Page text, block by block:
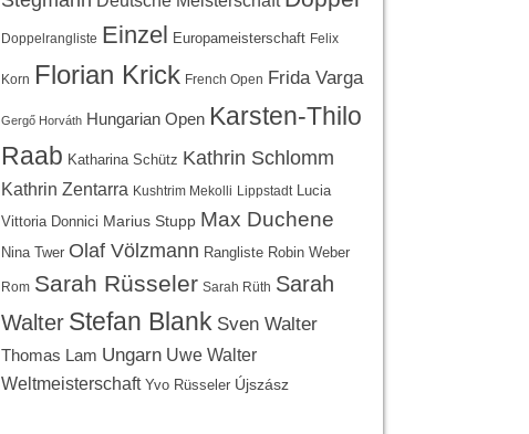
Doppelrangliste Einzel Europameisterschaft Felix
Korn Florian Krick French Open Frida Varga
Gergő Horváth Hungarian Open Karsten-Thilo
Raab Katharina Schütz Kathrin Schlomm
Kathrin Zentarra Kushtrim Mekolli Lippstadt
Lucia
Vittoria Donnici Marius Stupp Max Duchene
Nina Twer Olaf Völzmann Rangliste Robin Weber
Rom Sarah Rüsseler Sarah Rüth Sarah
Walter Stefan Blank Sven Walter
Thomas Lam Ungarn Uwe Walter
Weltmeisterschaft Yvo Rüsseler Újszász